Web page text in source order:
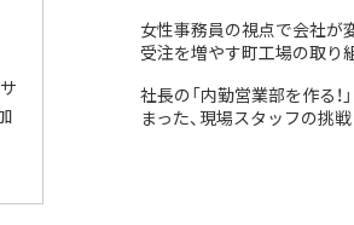
女性事務員の視点で会社が
受注を増やす町工場の取り
社長の「内勤営業部を作る！
まった、現場スタッフの挑戦